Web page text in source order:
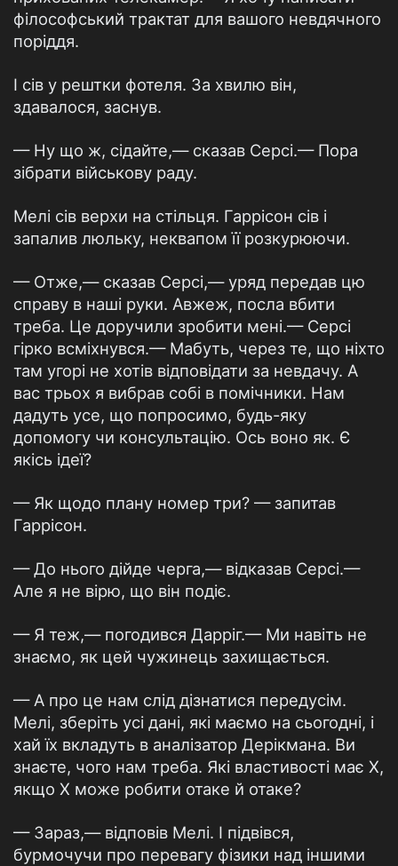
філософський трактат для вашого невдячного
поріддя.
І сів у рештки фотеля. За хвилю він,
здавалося, заснув.
— Ну що ж, сідайте,— сказав Серсі.— Пора
зібрати військову раду.
Мелі сів верхи на стільця. Гаррісон сів і
запалив люльку, неквапом її розкурюючи.
— Отже,— сказав Серсі,— уряд передав цю
справу в наші руки. Авжеж, посла вбити
треба. Це доручили зробити мені.— Серсі
гірко всміхнувся.— Мабуть, через те, що ніхто
там угорі не хотів відповідати за невдачу. А
вас трьох я вибрав собі в помічники. Нам
дадуть усе, що попросимо, будь-яку
допомогу чи консультацію. Ось воно як. Є
якісь ідеї?
— Як щодо плану номер три? — запитав
Гаррісон.
— До нього дійде черга,— відказав Серсі.—
Але я не вірю, що він подіє.
— Я теж,— погодився Дарріг.— Ми навіть не
знаємо, як цей чужинець захищається.
— А про це нам слід дізнатися передусім.
Мелі, зберіть усі дані, які маємо на сьогодні, і
хай їх вкладуть в аналізатор Дерікмана. Ви
знаєте, чого нам треба. Які властивості має X,
якщо X може робити отаке й отаке?
— Зараз,— відповів Мелі. І підвівся,
бурмочучи про перевагу фізики над іншими